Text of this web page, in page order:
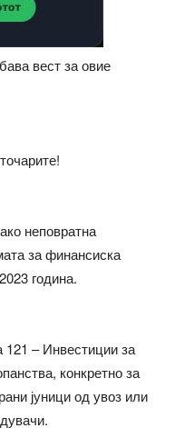
вест за овие
неповратна
за финансиска
година.
– Инвестиции за
конкретно за
јуници од увоз или